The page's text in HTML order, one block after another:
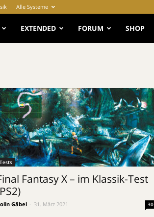
Alle Systeme
EXTENDED FORUM SHOP
Tests
Fantasy X – im Klassik-Test
Gäbel 31. März 2021 30